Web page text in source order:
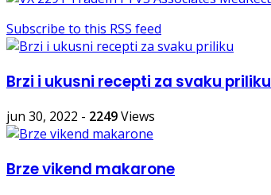
Subscribe to this RSS feed
Brzi i ukusni recepti za svaku priliku
jun 30, 2022 - 2249Views
Brze vikend makarone